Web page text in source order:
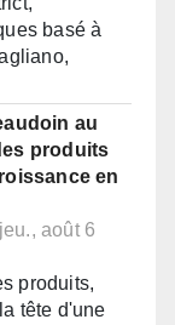
basé à
au
produits
en
août 6
produits,
tête d'une